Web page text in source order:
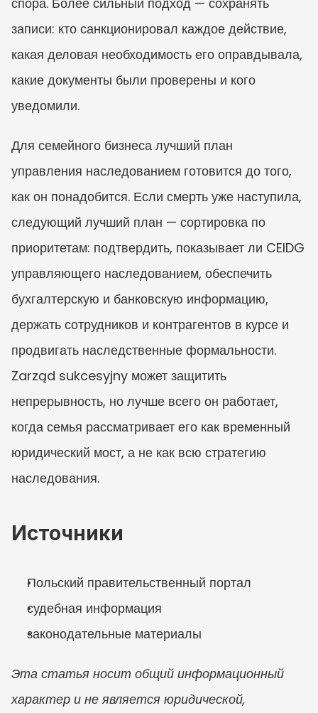
записи: кто санкционировал каждое действие,
какая деловая необходимость его оправдывала,
какие документы были проверены и кого
уведомили.
Для семейного бизнеса лучший план
управления наследованием готовится до того,
как он понадобится. Если смерть уже наступила,
следующий лучший план — сортировка по
приоритетам: подтвердить, показывает ли CEIDG
управляющего наследованием, обеспечить
бухгалтерскую и банковскую информацию,
держать сотрудников и контрагентов в курсе и
продвигать наследственные формальности.
Zarząd sukcesyjny может защитить
непрерывность, но лучше всего он работает,
когда семья рассматривает его как временный
юридический мост, а не как всю стратегию
наследования.
Источники
Польский правительственный портал
судебная информация
законодательные материалы
Эта статья носит общий информационный
характер и не является юридической,